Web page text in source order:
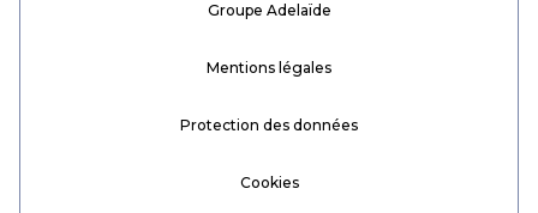
Groupe Adelaïde
Mentions légales
Protection des données
Cookies